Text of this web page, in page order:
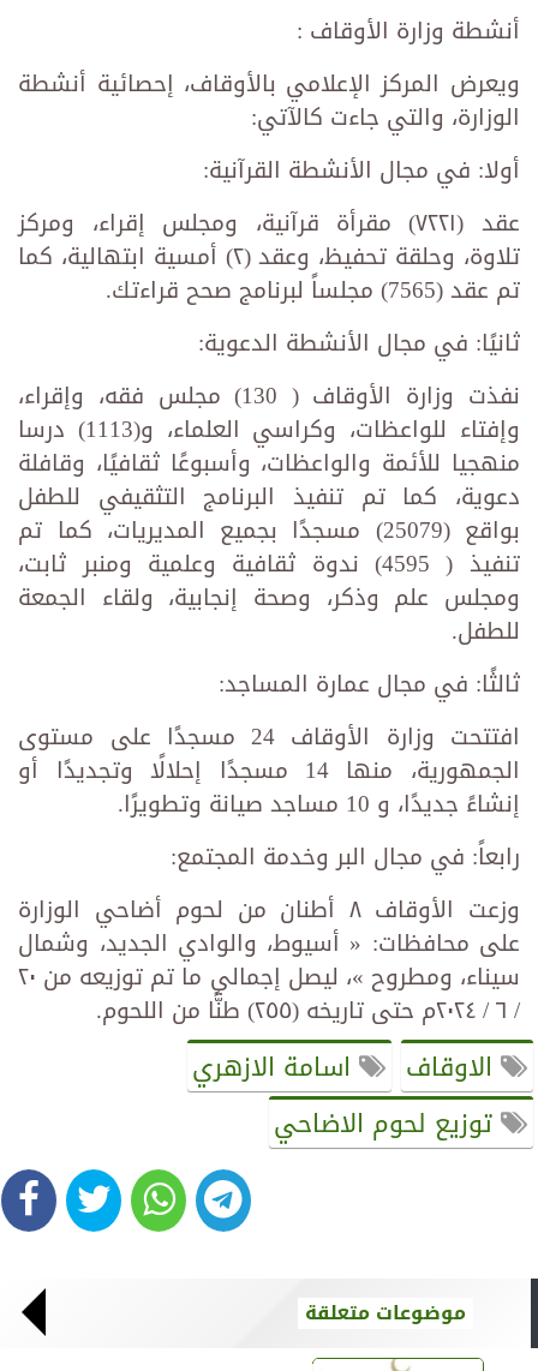
أنشطة وزارة الأوقاف :
ويعرض المركز الإعلامي بالأوقاف، إحصائية أنشطة
الوزارة، والتي جاءت كالآتي:
أولا: في مجال الأنشطة القرآنية:
عقد (٧٢٢١) مقرأة قرآنية، ومجلس إقراء، ومركز
تلاوة، وحلقة تحفيظ، وعقد (٢) أمسية ابتهالية، كما
تم عقد (7565) مجلساً لبرنامج صحح قراءتك.
ثانيًا: في مجال الأنشطة الدعوية:
نفذت وزارة الأوقاف ( 130) مجلس فقه، وإقراء،
وإفتاء للواعظات، وكراسي العلماء، و(1113) درسا
منهجيا للأئمة والواعظات، وأسبوعًا ثقافيًا، وقافلة
دعوية، كما تم تنفيذ البرنامج التثقيفي للطفل
بواقع (25079) مسجدًا بجميع المديريات، كما تم
تنفيذ ( 4595) ندوة ثقافية وعلمية ومنبر ثابت،
ومجلس علم وذكر، وصحة إنجابية، ولقاء الجمعة
للطفل.
ثالثًا: في مجال عمارة المساجد:
افتتحت وزارة الأوقاف 24 مسجدًا على مستوى
الجمهورية، منها 14 مسجدًا إحلالًا وتجديدًا أو
إنشاءً جديدًا، و 10 مساجد صيانة وتطويرًا.
رابعاً: في مجال البر وخدمة المجتمع:
وزعت الأوقاف ٨ أطنان من لحوم أضاحي الوزارة
على محافظات: « أسيوط، والوادي الجديد، وشمال
سيناء، ومطروح »، ليصل إجمالي ما تم توزيعه من ٢٠
/ ٦ / ٢٠٢٤م حتى تاريخه (٢٥٥) طنًّا من اللحوم.
الاوقاف
اسامة الازهري
توزيع لحوم الاضاحي
موضوعات متعلقة